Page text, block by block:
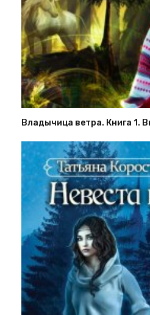
Владычица ветра. Книга 1.